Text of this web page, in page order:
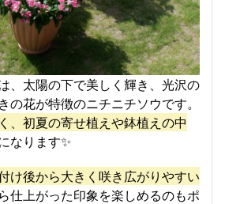
、太陽の下で美しく輝き、光沢の
の花が特徴のニチニチソウです。
、初夏の寄せ植えや鉢植えの中
なります✨
け後から大きく咲き広がりやすい
仕上がった印象を楽しめるのもポ